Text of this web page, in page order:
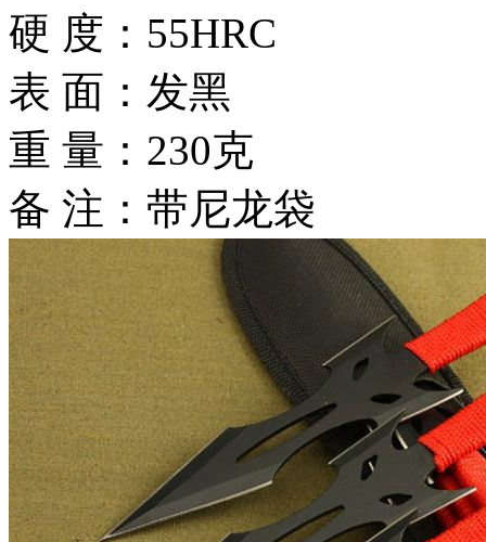
硬 度：55HRC
表 面：发黑
重 量：230克
备 注：带尼龙袋